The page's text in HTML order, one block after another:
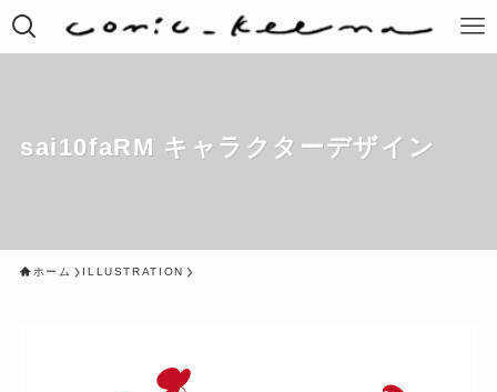
sai10faRM キャラクターデザイン
ホーム ILLUSTRATION